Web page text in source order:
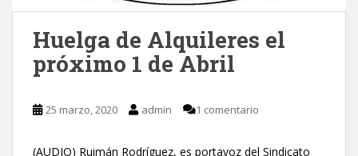
Huelga de Alquileres el
próximo 1 de Abril
25 marzo, 2020 admin 1 comentario
(AUDIO) Ruimán Rodríguez, es portavoz del Sindicato